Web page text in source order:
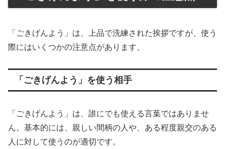
「ごきげんよう」は、上品で洗練された挨拶ですが、使う
際にはいくつかの注意点があります。
「ごきげんよう」を使う相手
「ごきげんよう」は、誰にでも使える言葉ではありませ
ん。基本的には、親しい間柄の人や、ある程度親交のある
人に対して使うのが適切です。